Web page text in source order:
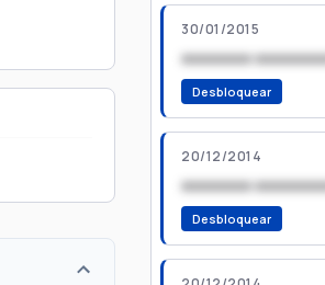
30/01/2015
xxxxxxxx
Desbloquear
20/12/2014
xxxxxxxx
Desbloquear